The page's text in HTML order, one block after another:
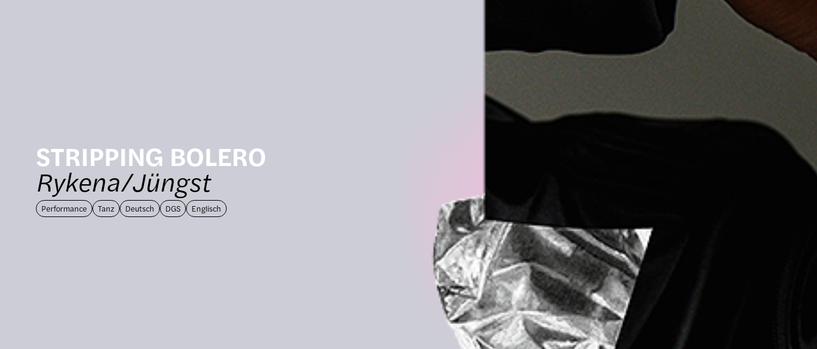
STRIPPING BOLERO
Rykena/Jüngst
Performance Tanz Deutsch DGS Englisch